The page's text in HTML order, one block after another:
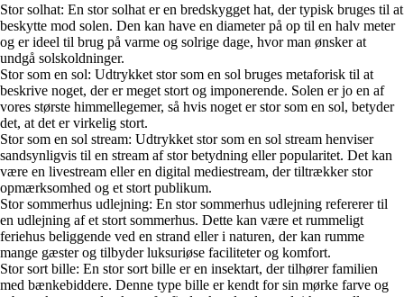
Stor solhat: En stor solhat er en bredskygget hat, der typisk bruges til at
beskytte mod solen. Den kan have en diameter på op til en halv meter
og er ideel til brug på varme og solrige dage, hvor man ønsker at
undgå solskoldninger.
Stor som en sol: Udtrykket stor som en sol bruges metaforisk til at
beskrive noget, der er meget stort og imponerende. Solen er jo en af
vores største himmellegemer, så hvis noget er stor som en sol, betyder
det, at det er virkelig stort.
Stor som en sol stream: Udtrykket stor som en sol stream henviser
sandsynligvis til en stream af stor betydning eller popularitet. Det kan
være en livestream eller en digital mediestream, der tiltrækker stor
opmærksomhed og et stort publikum.
Stor sommerhus udlejning: En stor sommerhus udlejning refererer til
en udlejning af et stort sommerhus. Dette kan være et rummeligt
feriehus beliggende ved en strand eller i naturen, der kan rumme
mange gæster og tilbyder luksuriøse faciliteter og komfort.
Stor sort bille: En stor sort bille er en insektart, der tilhører familien
med bænkebiddere. Denne type bille er kendt for sin mørke farve og